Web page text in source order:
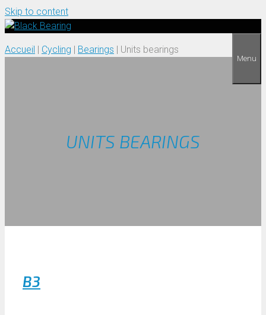
Skip to content
Menu
Accueil | Cycling | Bearings | Units bearings
UNITS BEARINGS
B3